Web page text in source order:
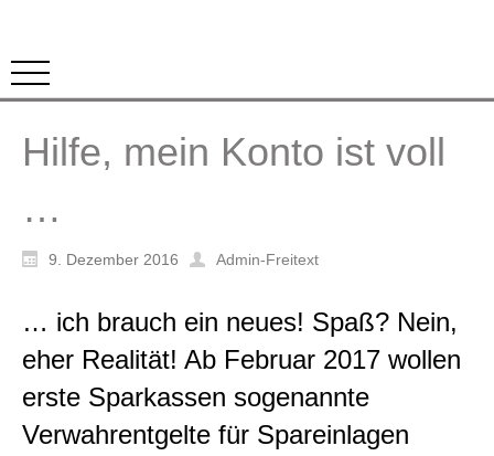
Hilfe, mein Konto ist voll
…
9. Dezember 2016 Admin-Freitext
… ich brauch ein neues! Spaß? Nein,
eher Realität! Ab Februar 2017 wollen
erste Sparkassen sogenannte
Verwahrentgelte für Spareinlagen